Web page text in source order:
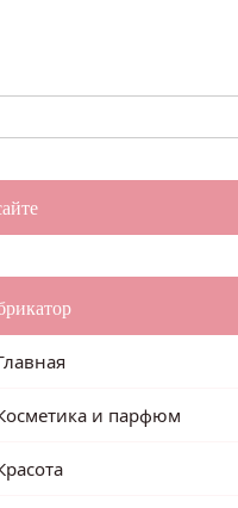
и парфюм